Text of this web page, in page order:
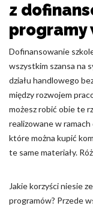
z
programy
Dofinansowanie
wszystkim szansa na
działu handlowego
między rozwojem
możesz robić obie te
realizowane w
które można kupić
te same materiały.
Jakie korzyści niesie
programów? Przede